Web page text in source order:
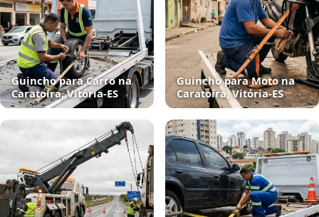
Guincho para Carro na
Caratoíra, Vitória‑ES
Guincho para Moto na
Caratoíra, Vitória‑ES